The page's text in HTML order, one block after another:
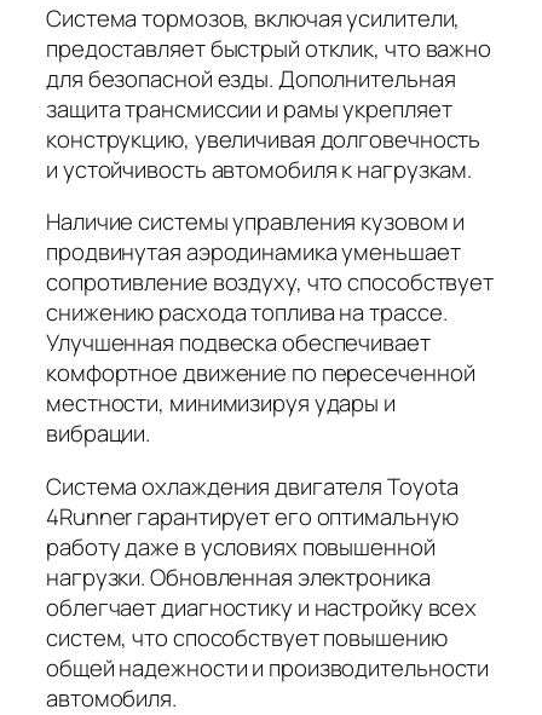
Система тормозов, включая усилители,
предоставляет быстрый отклик, что важно
для безопасной езды. Дополнительная
защита трансмиссии и рамы укрепляет
конструкцию, увеличивая долговечность
и устойчивость автомобиля к нагрузкам.
Наличие системы управления кузовом и
продвинутая аэродинамика уменьшает
сопротивление воздуху, что способствует
снижению расхода топлива на трассе.
Улучшенная подвеска обеспечивает
комфортное движение по пересеченной
местности, минимизируя удары и
вибрации.
Система охлаждения двигателя Toyota
4Runner гарантирует его оптимальную
работу даже в условиях повышенной
нагрузки. Обновленная электроника
облегчает диагностику и настройку всех
систем, что способствует повышению
общей надежности и производительности
автомобиля.